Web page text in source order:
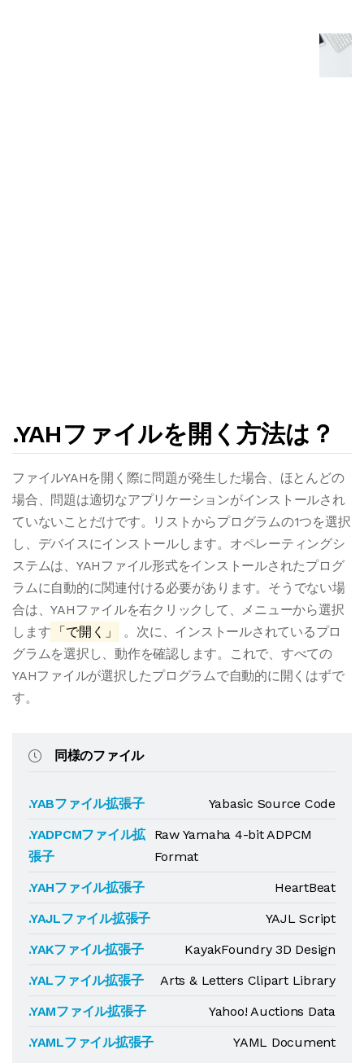
.YAHファイルを開く方法は？
ファイルYAHを開く際に問題が発生した場合、ほとんどの
場合、問題は適切なアプリケーションがインストールされ
ていないことだけです。リストからプログラムの1つを選択
し、デバイスにインストールします。オペレーティングシ
ステムは、YAHファイル形式をインストールされたプログ
ラムに自動的に関連付ける必要があります。そうでない場
合は、YAHファイルを右クリックして、メニューから選択
します
「で開く」
。次に、インストールされているプロ
グラムを選択し、動作を確認します。これで、すべての
YAHファイルが選択したプログラムで自動的に開くはずで
す。
同様のファイル
.YABファイル拡張子
Yabasic Source Code
.YADPCMファイル拡
張子
Raw Yamaha 4-bit ADPCM
Format
.YAHファイル拡張子
HeartBeat
.YAJLファイル拡張子
YAJL Script
.YAKファイル拡張子
KayakFoundry 3D Design
.YALファイル拡張子
Arts & Letters Clipart Library
.YAMファイル拡張子
Yahoo! Auctions Data
.YAMLファイル拡張子
YAML Document